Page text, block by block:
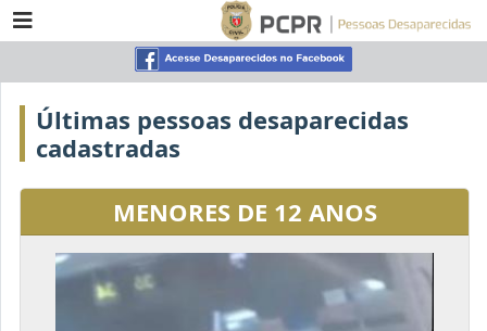
Últimas pessoas desaparecidas
cadastradas
MENORES DE 12 ANOS